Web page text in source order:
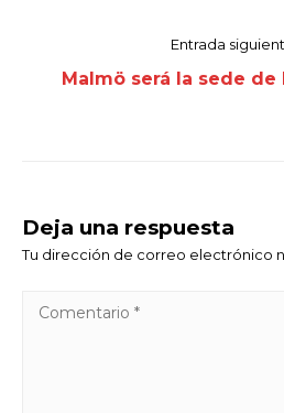
Entrada
Malmö será la sede de
Deja una respuesta
Tu dirección de correo electrónico